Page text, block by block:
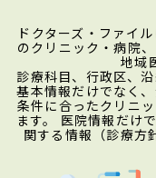
ドクターズ・ファイ
のクリニック・病院
地域
診療科目、行政区、
基本情報だけでなく
条件に合ったクリニ
ます。 医院情報だけ
関する情報（診療方